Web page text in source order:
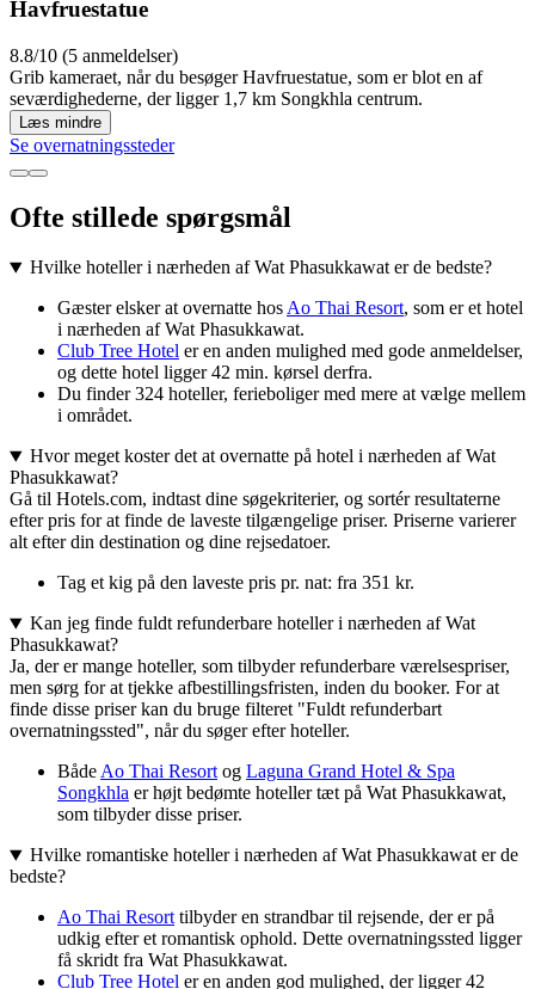
Havfruestatue
8.8/10 (5 anmeldelser)
Grib kameraet, når du besøger Havfruestatue, som er blot en af
seværdighederne, der ligger 1,7 km Songkhla centrum.
Læs mindre
Se overnatningssteder
Ofte stillede spørgsmål
Hvilke hoteller i nærheden af Wat Phasukkawat er de bedste?
Gæster elsker at overnatte hosAo Thai Resort, som er et hotel
i nærheden af Wat Phasukkawat.
Club Tree Hotel er en anden mulighed med gode anmeldelser,
og dette hotel ligger 42 min. kørsel derfra.
Du finder 324 hoteller, ferieboliger med mere at vælge mellem
i området.
Hvor meget koster det at overnatte på hotel i nærheden af Wat
Phasukkawat?
Gå til Hotels.com, indtast dine søgekriterier, og sortér resultaterne
efter pris for at finde de laveste tilgængelige priser. Priserne varierer
alt efter din destination og dine rejsedatoer.
Tag et kig på den laveste pris pr. nat: fra 351 kr.
Kan jeg finde fuldt refunderbare hoteller i nærheden af Wat
Phasukkawat?
Ja, der er mange hoteller, som tilbyder refunderbare værelsespriser,
men sørg for at tjekke afbestillingsfristen, inden du booker. For at
finde disse priser kan du bruge filteret "Fuldt refunderbart
overnatningssted", når du søger efter hoteller.
BådeAo Thai Resortog Laguna Grand Hotel & Spa
Songkhla er højt bedømte hoteller tæt på Wat Phasukkawat,
som tilbyder disse priser.
Hvilke romantiske hoteller i nærheden af Wat Phasukkawat er de
bedste?
Ao Thai Resorttilbyder en strandbar til rejsende, der er på
udkig efter et romantisk ophold. Dette overnatningssted ligger
få skridt fra Wat Phasukkawat.
Club Tree Hotel er en anden god mulighed, der ligger 42